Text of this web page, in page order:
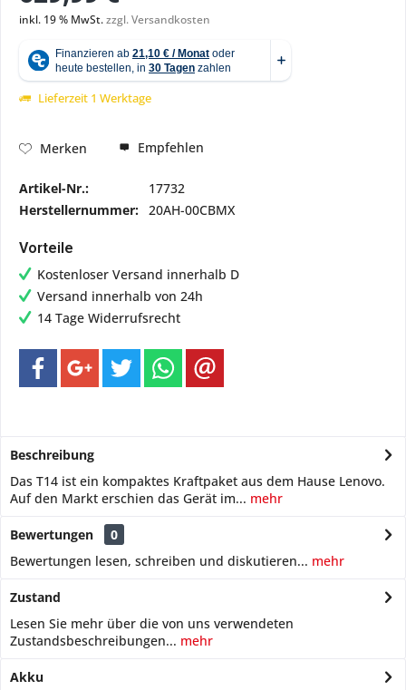
inkl. 19 % MwSt.zzgl. Versandkosten
Lieferzeit 1 Werktage
Merken Empfehlen
Artikel-Nr.:
17732
Herstellernummer: 20AH-00CBMX
Vorteile
Kostenloser Versand innerhalb D
Versand innerhalb von 24h
14 Tage Widerrufsrecht
Beschreibung
Das T14 ist ein kompaktes Kraftpaket aus dem Hause Lenovo.
Auf den Markt erschien das Gerät im... mehr
Bewertungen
0
Bewertungen lesen, schreiben und diskutieren... mehr
Zustand
Lesen Sie mehr über die von uns verwendeten
Zustandsbeschreibungen... mehr
Akku